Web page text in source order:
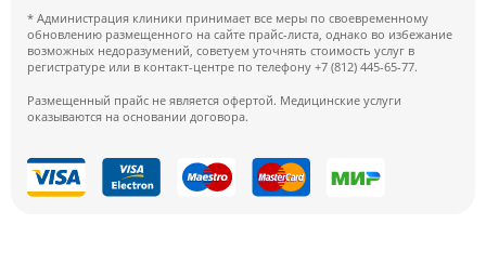
* Администрация клиники принимает все меры по своевременному
обновлению размещенного на сайте прайс-листа, однако во избежание
возможных недоразумений, советуем уточнять стоимость услуг в
регистратуре или в контакт-центре по телефону +7 (812) 445-65-77.
Размещенный прайс не является офертой. Медицинские услуги
оказываются на основании договора.